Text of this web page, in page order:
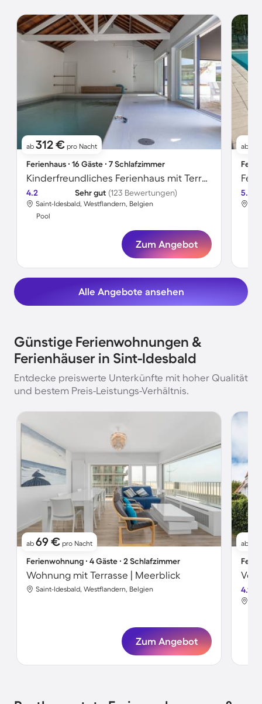
ab 312 € pro Nacht
Ferienhaus ∙ 16 Gäste ∙ 7 Schlafzimmer
Kinderfreundliches Ferienhaus mit Terrasse, Grill und Garten
4.2 Sehr gut (123 Bewertungen)
Saint-Idesbald, Westflandern, Belgien
Pool
Zum Angebot
ab
5.0
Alle Angebote ansehen
Günstige Ferienwohnungen &
Ferienhäuser in Sint-Idesbald
Entdecke preiswerte Unterkünfte mit hoher Qualität
und bestem Preis-Leistungs-Verhältnis.
ab 69 € pro Nacht
Ferienwohnung ∙ 4 Gäste ∙ 2 Schlafzimmer
Wohnung mit Terrasse | Meerblick
Saint-Idesbald, Westflandern, Belgien
Zum Angebot
ab
4.1